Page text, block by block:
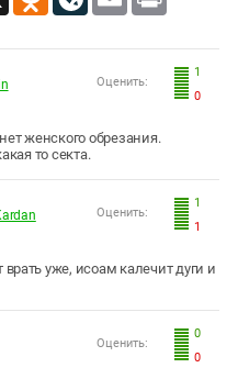
1
0
Оценить:
женского обрезания.
то секта.
1
1
Оценить:
врать уже, исоам калечит дуги и
0
0
Оценить: